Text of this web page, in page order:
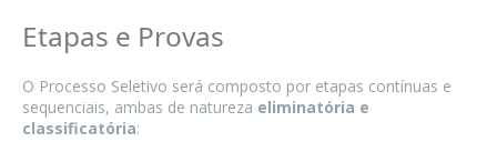
Etapas e Provas
O Processo Seletivo será composto por etapas contínuas e
sequenciais, ambas de natureza eliminatória e
classificatória: